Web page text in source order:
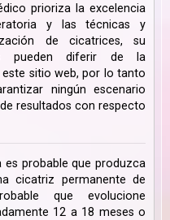
prioriza la excelencia
y las técnicas y
de cicatrices, su
pueden diferir de la
sitio web, por lo tanto
ningún escenario
resultados con respecto
es probable que produzca
cicatriz permanente de
que evolucione
12 a 18 meses o